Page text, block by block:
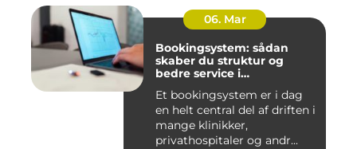
06. Mar
Bookingsystem: sådan
skaber du struktur og
bedre service i
Et bookingsystem er i dag
en helt central del af driften i
mange klinikker,
privathospitaler og andr...